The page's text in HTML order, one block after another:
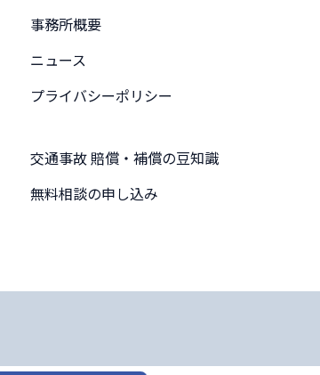
事務所概要
ニュース
プライバシーポリシー
交通事故 賠償・補償の豆知識
無料相談の申し込み